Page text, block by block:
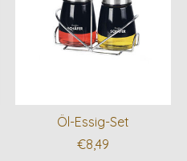
Öl-Essig-Set
€8,49